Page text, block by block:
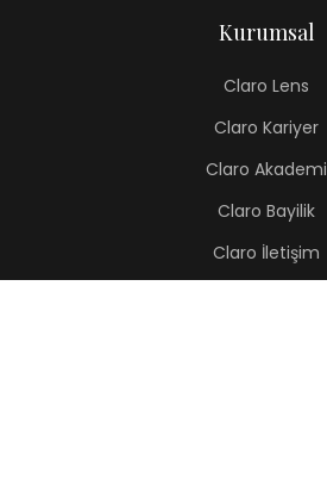
Kurumsal
Claro Lens
Claro Kariyer
Claro Akademi
Claro Bayilik
Claro İletişim